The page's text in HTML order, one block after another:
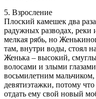
5. Взросление
Плоский камешек два
радужных разводах, реки
мелкая рябь, но
там, внутри воды, стоял
Женька – высокий,
волосами и злыми
восьмилетним
девятиэтажки, потому
отдать ему свой новый